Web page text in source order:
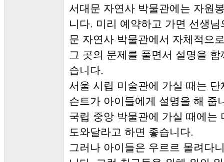
서대문 자연사 박물관에는 자원
니다. 미리 예약하고 가면 선생
문 자연사 박물관에서 자체적으
그 곳의 문제를 풀면서 설명을
습니다.
서울 시립 미술관에 가실 때는
슨트가 아이들에게 설명을 해 줍
국립 중앙 박물관에 가실 때에는
도와달라고 하면 좋습니다.
그러나 아이들은 우르르 몰려다